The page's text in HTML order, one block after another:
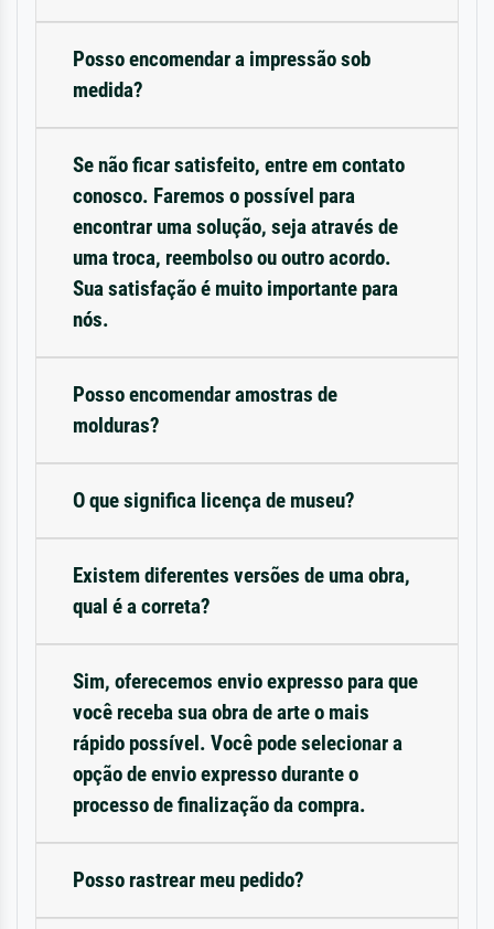
Posso encomendar a impressão sob
medida?
Se não ficar satisfeito, entre em contato
conosco. Faremos o possível para
encontrar uma solução, seja através de
uma troca, reembolso ou outro acordo.
Sua satisfação é muito importante para
nós.
Posso encomendar amostras de
molduras?
O que significa licença de museu?
Existem diferentes versões de uma obra,
qual é a correta?
Sim, oferecemos envio expresso para que
você receba sua obra de arte o mais
rápido possível. Você pode selecionar a
opção de envio expresso durante o
processo de finalização da compra.
Posso rastrear meu pedido?